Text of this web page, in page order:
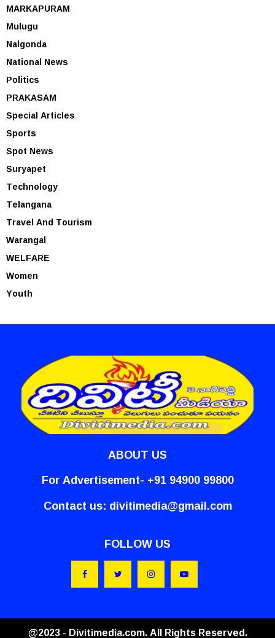
MARKAPURAM
Mulugu
Nalgonda
National News
Politics
PRAKASAM
Special Articles
Sports
Spot News
Suryapet
Technology
Telangana
Travel And Tourism
Warangal
WELFARE
Women
Youth
ABOUT US
For Advertisement- +91 94900 99800
Contact us: divitimedia@gmail.com
FOLLOW US
@2023 - Divitimedia.com. All Rights Reserved.